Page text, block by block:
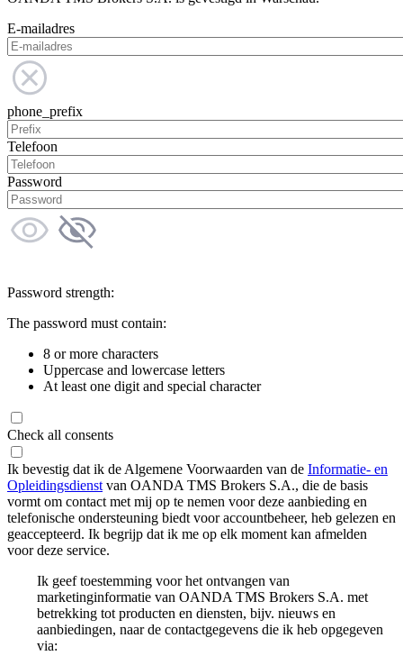
E-mailadres
phone_prefix
Telefoon
Password
Password strength:
The password must contain:
8 or more characters
Uppercase and lowercase letters
At least one digit and special character
Check all consents
Ik bevestig dat ik de Algemene Voorwaarden van de Informatie- en
Opleidingsdienst van OANDA TMS Brokers S.A., die de basis
vormt om contact met mij op te nemen voor deze aanbieding en
telefonische ondersteuning biedt voor accountbeheer, heb gelezen en
geaccepteerd. Ik begrijp dat ik me op elk moment kan afmelden
voor deze service.
Ik geef toestemming voor het ontvangen van
marketinginformatie van OANDA TMS Brokers S.A. met
betrekking tot producten en diensten, bijv. nieuws en
aanbiedingen, naar de contactgegevens die ik heb opgegeven
via: